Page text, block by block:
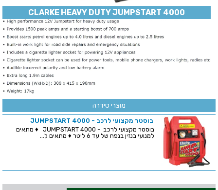
CLARKE HEAVY DUTY JUMPSTART 4000
מוצרי סידרה
בוסטר מקצועי לרכב - JUMPSTART 4000
בוסטר מקצועי לרכב - JUMPSTART 4000 ♦ מתאים
למנועי בנזין בנפח של עד 6 ליטר ♦ מתאים ל...